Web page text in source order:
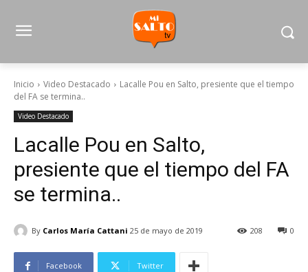
Inicio Video Destacado
Lacalle Pou en Salto, presiente que el tiempo
del FA se termina..
Video Destacado
Lacalle Pou en Salto,
presiente que el tiempo del FA
se termina..
By Carlos María Cattani 25 de mayo de 2019 0
208
Facebook Twitter